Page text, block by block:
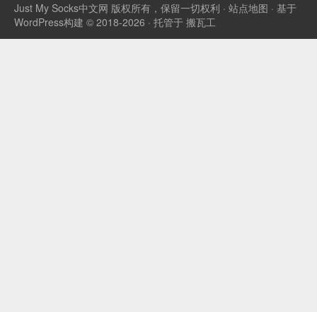
Just My Socks中文网 版权所有，保留一切权利 · 站点地图 · 基于
WordPress构建 © 2018-2026 · 托管于 搬瓦工